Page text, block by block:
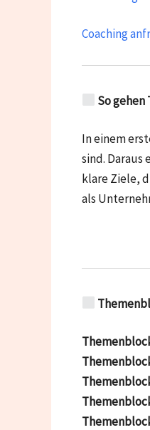
Coaching
So gehen
In einem
sind. Daraus
klare Ziele,
als